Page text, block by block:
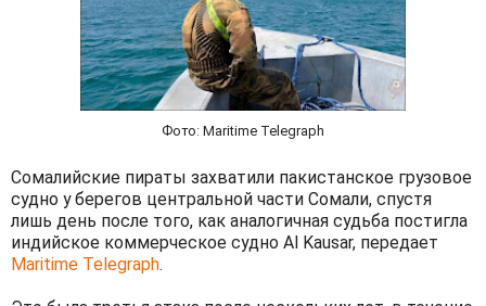
Фото: Maritime Telegraph
Сомалийские пираты захватили пакистанское грузовое
судно у берегов центральной части Сомали, спустя
лишь день после того, как аналогичная судьба постигла
индийское коммерческое судно Al Kausar, передает
Maritime Telegraph.